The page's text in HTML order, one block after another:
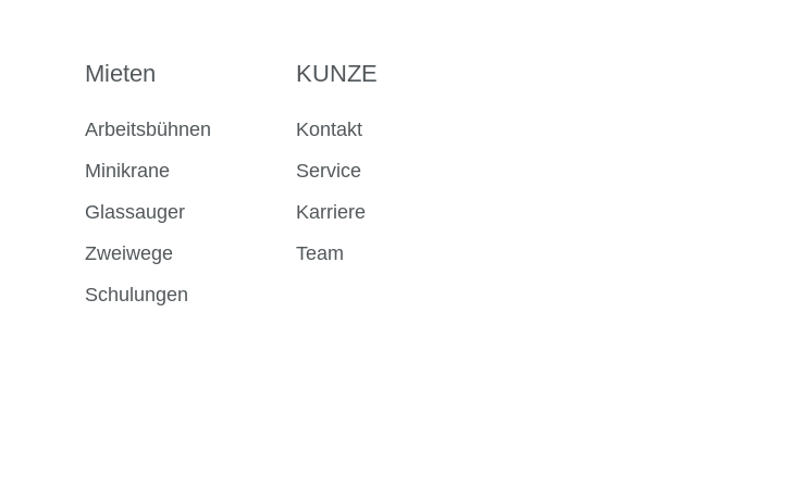
Mieten
Arbeitsbühnen
Minikrane
Glassauger
Zweiwege
Schulungen
KUNZE
Kontakt
Service
Karriere
Team